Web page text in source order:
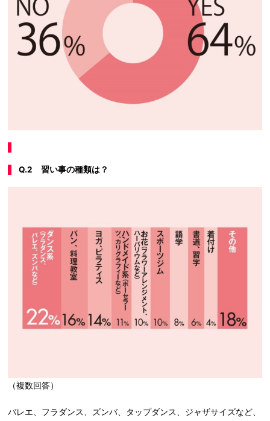
Q.2 習い事の種類は？
（複数回答）
バレエ、フラダンス、ズンバ、タップダンス、ジャザサイズなど、